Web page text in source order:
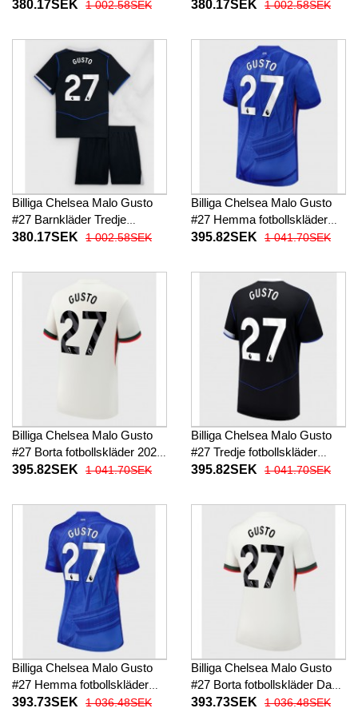
fotbollskläder till baby 2025-
380.17SEK 1 002.58SEK
fotbollskläder till baby 2025-
380.17SEK 1 002.58SEK
Billiga Chelsea Malo Gusto
#27 Barnkläder Tredje
fotbollskläder till baby 2025-
380.17SEK 1 002.58SEK
Billiga Chelsea Malo Gusto
#27 Hemma fotbollskläder
2025-26 Kortärmad
395.82SEK 1 041.70SEK
Billiga Chelsea Malo Gusto
#27 Borta fotbollskläder 2025-
26 Kortärmad
395.82SEK 1 041.70SEK
Billiga Chelsea Malo Gusto
#27 Tredje fotbollskläder
2025-26 Kortärmad
395.82SEK 1 041.70SEK
Billiga Chelsea Malo Gusto
#27 Hemma fotbollskläder
Dam 2025-26 Kortärmad
393.73SEK 1 036.48SEK
Billiga Chelsea Malo Gusto
#27 Borta fotbollskläder Dam
2025-26 Kortärmad
393.73SEK 1 036.48SEK